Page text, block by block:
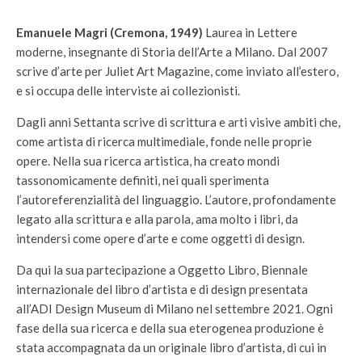
Emanuele Magri (Cremona, 1949) Laurea in Lettere
moderne, insegnante di Storia dell’Arte a Milano. Dal 2007
scrive d’arte per Juliet Art Magazine, come inviato all’estero,
e si occupa delle interviste ai collezionisti.
Dagli anni Settanta scrive di scrittura e arti visive ambiti che,
come artista di ricerca multimediale, fonde nelle proprie
opere. Nella sua ricerca artistica, ha creato mondi
tassonomicamente definiti, nei quali sperimenta
l’autoreferenzialità del linguaggio. L’autore, profondamente
legato alla scrittura e alla parola, ama molto i libri, da
intendersi come opere d’arte e come oggetti di design.
Da qui la sua partecipazione a Oggetto Libro, Biennale
internazionale del libro d’artista e di design presentata
all’ADI Design Museum di Milano nel settembre 2021. Ogni
fase della sua ricerca e della sua eterogenea produzione è
stata accompagnata da un originale libro d’artista, di cui in